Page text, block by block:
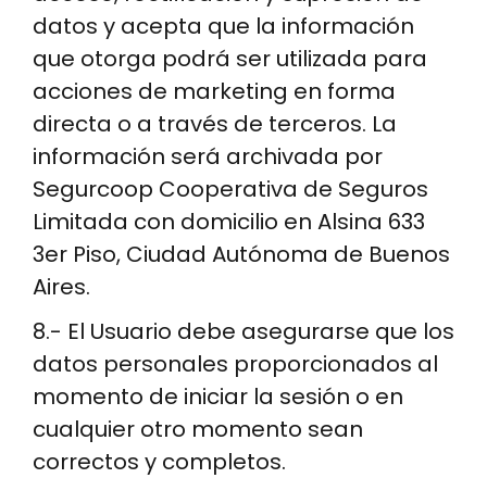
datos y acepta que la información
que otorga podrá ser utilizada para
acciones de marketing en forma
directa o a través de terceros. La
información será archivada por
Segurcoop Cooperativa de Seguros
Limitada con domicilio en Alsina 633
3er Piso, Ciudad Autónoma de Buenos
Aires.
8.- El Usuario debe asegurarse que los
datos personales proporcionados al
momento de iniciar la sesión o en
cualquier otro momento sean
correctos y completos.